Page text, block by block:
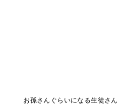
お孫さんぐらいになる生徒さ